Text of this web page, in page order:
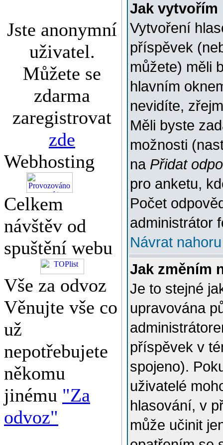
Jste anonymní
uživatel.
Můžete se
zdarma
zaregistrovat
zde
Webhosting
Celkem
návštěv od
spuštění webu
Vše za odvoz
Věnujte vše co
už
nepotřebujete
někomu
jinému "Za
odvoz"
Jak vytvořím
Vytvoření
příspěvek
můžete) měli
hlavním
nevidíte,
Měli byste
možnosti
na Přidat
pro anketu,
Počet
administrátor
Návrat nahoru
Jak změním
Je to stejné
upravována
příspěvek v
spojeno).
uživatelé
hlasování, v
může učinit